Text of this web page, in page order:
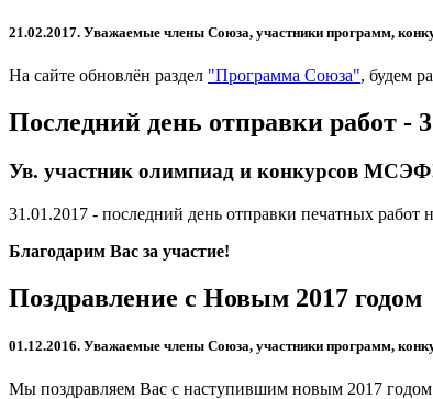
21.02.2017. Уважаемые члены Союза, участники программ,
На сайте обновлён раздел "Программа Союза", будем
Последний день отправки работ -
Ув. участник олимпиад и конкурсов
31.01.2017 - последний день отправки печатных
Благодарим Вас за участие!
Поздравление с Новым 2017 годом
01.12.2016. Уважаемые члены Союза, участники программ,
Мы поздравляем Вас с наступившим новым 2017